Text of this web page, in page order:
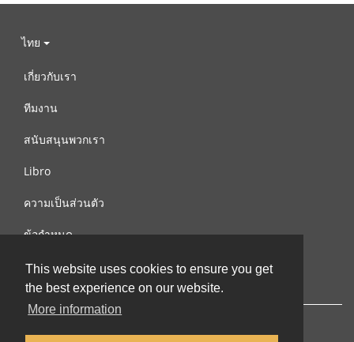
This website uses cookies to ensure you get
the best experience on our website.
More information
ไทย
เกี่ยวกับเรา
ทีมงาน
สนับสนุนพวกเรา
Libro
ความเป็นส่วนตัว
ข้อกำหนด
ติดต่อเรา